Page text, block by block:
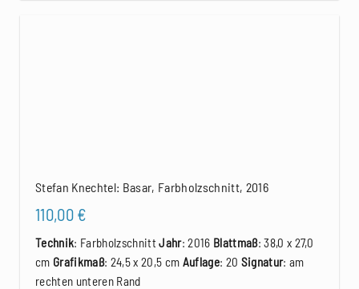
Stefan Knechtel: Basar, Farbholzschnitt, 2016
110,00 €
Technik: FarbholzschnittJahr: 2016 Blattmaß: 38,0 x 27,0
cm Grafikmaß: 24,5 x 20,5 cm Auflage: 20 Signatur: am
rechten unteren Rand